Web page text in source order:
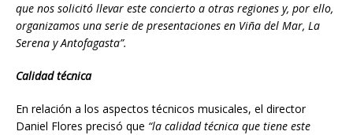
que nos solicitó llevar este concierto a otras regiones y, por ello,
organizamos una serie de presentaciones en Viña del Mar, La
Serena y Antofagasta”.
Calidad técnica
En relación a los aspectos técnicos musicales, el director
Daniel Flores precisó que “la calidad técnica que tiene este